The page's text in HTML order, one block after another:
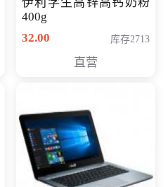
400g
32.00
库存2713
直营